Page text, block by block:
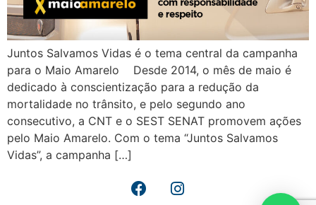
Juntos Salvamos Vidas é o tema central da campanha
para o Maio Amarelo Desde 2014, o mês de maio é
dedicado à conscientização para a redução da
mortalidade no trânsito, e pelo segundo ano
consecutivo, a CNT e o SEST SENAT promovem ações
pelo Maio Amarelo. Com o tema “Juntos Salvamos
Vidas”, a campanha […]